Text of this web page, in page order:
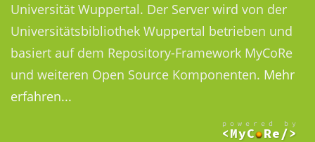
Universität Wuppertal. Der Server wird von der
Universitätsbibliothek Wuppertal betrieben und
basiert auf dem Repository-Framework MyCoRe
und weiteren Open Source Komponenten. Mehr
erfahren...